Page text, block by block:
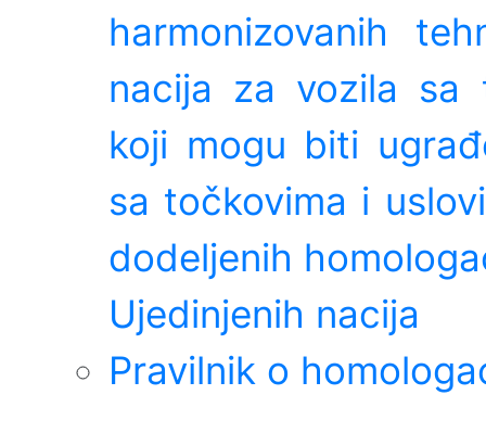
harmonizovanih
nacija za vozila sa
koji mogu biti
sa točkovima i
dodeljenih
Ujedinjenih nacija
Pravilnik o